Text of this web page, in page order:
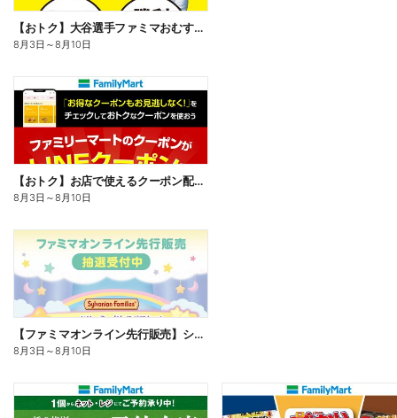
【おトク】大谷選手ファミマおむすび割
8月3日 ～8月10日
【おトク】お店で使えるクーポン配信中
8月3日 ～8月10日
【ファミマオンライン先行販売】シルバニアファミリー
8月3日 ～8月10日